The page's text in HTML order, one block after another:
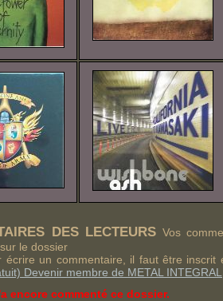
DES LECTEURS Vos
le dossier
écrire un commentaire, il faut être
Devenir membre de METAL INTEGRAL
encore commenté ce dossier.